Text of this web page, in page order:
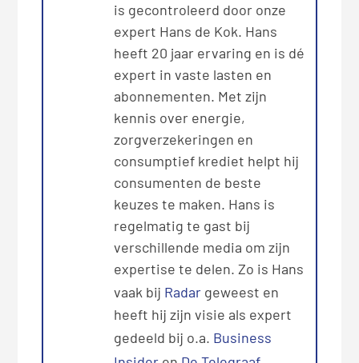
is gecontroleerd door onze
expert Hans de Kok. Hans
heeft 20 jaar ervaring en is dé
expert in vaste lasten en
abonnementen. Met zijn
kennis over energie,
zorgverzekeringen en
consumptief krediet helpt hij
consumenten de beste
keuzes te maken. Hans is
regelmatig te gast bij
verschillende media om zijn
expertise te delen. Zo is Hans
vaak bij Radar geweest en
heeft hij zijn visie als expert
gedeeld bij o.a. Business